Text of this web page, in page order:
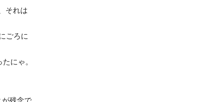
それは
ごろに
にゃ。
が残念で